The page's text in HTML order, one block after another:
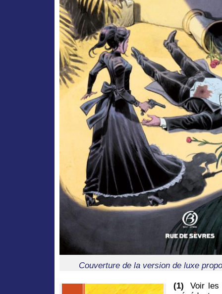
Couverture de la version de luxe
(1)Voir les